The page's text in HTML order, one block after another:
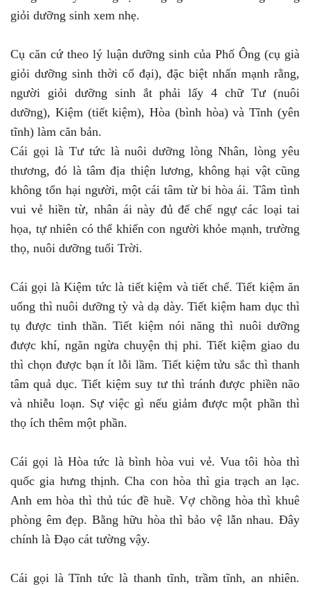
giỏi dưỡng sinh xem nhẹ.
Cụ căn cứ theo lý luận dưỡng sinh của Phố Ông (cụ già
giỏi dưỡng sinh thời cổ đại), đặc biệt nhấn mạnh rằng,
người giỏi dưỡng sinh ắt phải lấy 4 chữ Tư (nuôi
dưỡng), Kiệm (tiết kiệm), Hòa (bình hòa) và Tĩnh (yên
tĩnh) làm căn bản.
Cái gọi là Tư tức là nuôi dưỡng lòng Nhân, lòng yêu
thương, đó là tâm địa thiện lương, không hại vật cũng
không tổn hại người, một cái tâm từ bi hòa ái. Tâm tình
vui vẻ hiền từ, nhân ái này đủ để chế ngự các loại tai
họa, tự nhiên có thể khiến con người khỏe mạnh, trường
thọ, nuôi dưỡng tuổi Trời.
Cái gọi là Kiệm tức là tiết kiệm và tiết chế. Tiết kiệm ăn
uống thì nuôi dưỡng tỳ và dạ dày. Tiết kiệm ham dục thì
tụ được tinh thần. Tiết kiệm nói năng thì nuôi dưỡng
được khí, ngăn ngừa chuyện thị phi. Tiết kiệm giao du
thì chọn được bạn ít lỗi lầm. Tiết kiệm tửu sắc thì thanh
tâm quả dục. Tiết kiệm suy tư thì tránh được phiền não
và nhiễu loạn. Sự việc gì nếu giảm được một phần thì
thọ ích thêm một phần.
Cái gọi là Hòa tức là bình hòa vui vẻ. Vua tôi hòa thì
quốc gia hưng thịnh. Cha con hòa thì gia trạch an lạc.
Anh em hòa thì thủ túc đề huề. Vợ chồng hòa thì khuê
phòng êm đẹp. Bằng hữu hòa thì bảo vệ lẫn nhau. Đây
chính là Đạo cát tường vậy.
Cái gọi là Tĩnh tức là thanh tĩnh, trầm tĩnh, an nhiên.